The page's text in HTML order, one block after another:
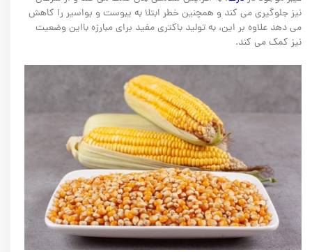
نیز جلوگیری می کند و همچنین خطر ابتلا به یبوست و بواسیر را کاهش
می دهد علاوه بر این، به تولید باکتری مفید برای مبارزه بااین وضعیت
نیز کمک می کند.